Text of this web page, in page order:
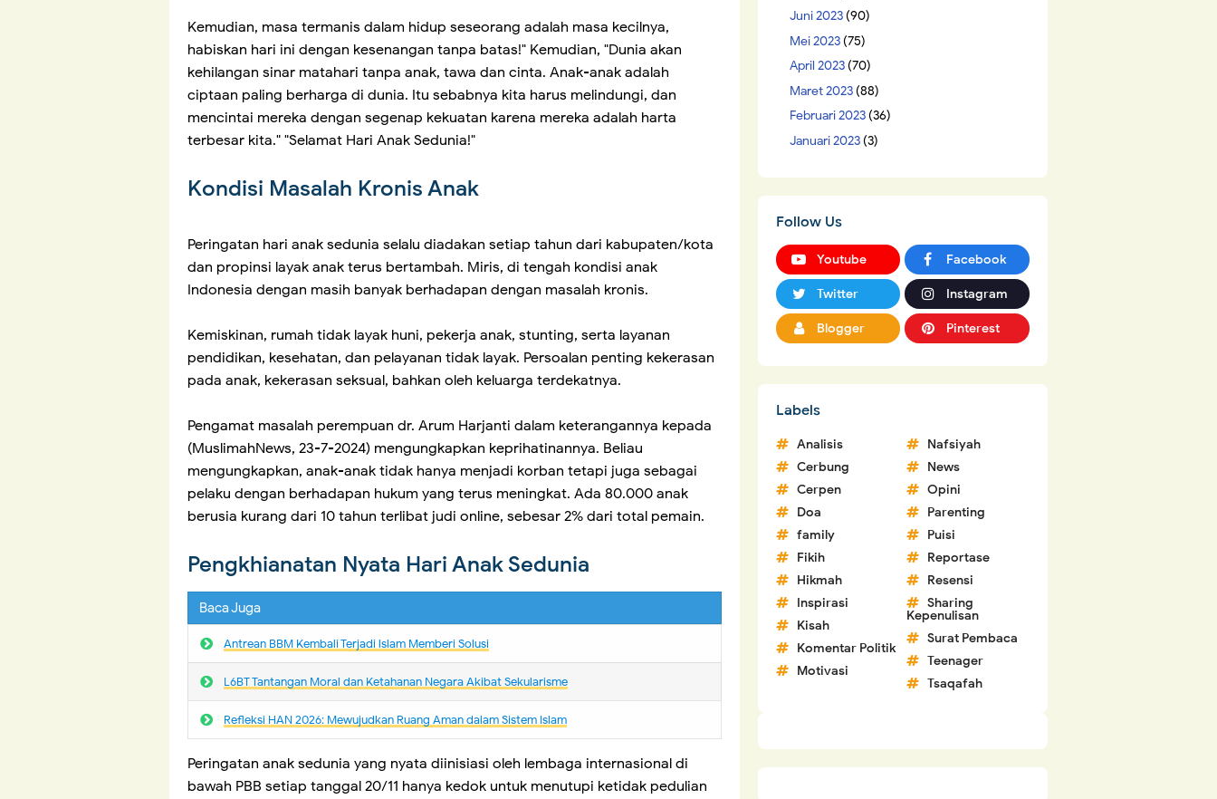
Kemudian, masa termanis dalam hidup seseorang adalah masa kecilnya,
habiskan hari ini dengan kesenangan tanpa batas!" Kemudian, "Dunia akan
kehilangan sinar matahari tanpa anak, tawa dan cinta. Anak-anak adalah
ciptaan paling berharga di dunia. Itu sebabnya kita harus melindungi, dan
mencintai mereka dengan segenap kekuatan karena mereka adalah harta
terbesar kita." "Selamat Hari Anak Sedunia!"
Kondisi Masalah Kronis Anak
Peringatan hari anak sedunia selalu diadakan setiap tahun dari kabupaten/kota
dan propinsi layak anak terus bertambah. Miris, di tengah kondisi anak
Indonesia dengan masih banyak berhadapan dengan masalah kronis.
Kemiskinan, rumah tidak layak huni, pekerja anak, stunting, serta layanan
pendidikan, kesehatan, dan pelayanan tidak layak. Persoalan penting kekerasan
pada anak, kekerasan seksual, bahkan oleh keluarga terdekatnya.
Pengamat masalah perempuan dr. Arum Harjanti dalam keterangannya kepada
(MuslimahNews, 23-7-2024) mengungkapkan keprihatinannya. Beliau
mengungkapkan, anak-anak tidak hanya menjadi korban tetapi juga sebagai
pelaku dengan berhadapan hukum yang terus meningkat. Ada 80.000 anak
berusia kurang dari 10 tahun terlibat judi online, sebesar 2% dari total pemain.
Pengkhianatan Nyata Hari Anak Sedunia
Baca Juga
Antrean BBM Kembali Terjadi lslam Memberi Solusi
L6BT Tantangan Moral dan Ketahanan Negara Akibat Sekularisme
Refleksi HAN 2026: Mewujudkan Ruang Aman dalam Sistem Islam
Peringatan anak sedunia yang nyata diinisiasi oleh lembaga internasional di
bawah PBB setiap tanggal 20/11 hanya kedok untuk menutupi ketidak pedulian
Juni 2023(90)
Mei 2023(75)
April 2023(70)
Maret 2023(88)
Februari 2023(36)
Januari 2023(3)
Follow Us
Youtube Facebook
Twitter Instagram
Blogger Pinterest
Labels
Analisis
Cerbung
Cerpen
Doa
family
Fikih
Hikmah
Inspirasi
Kisah
Komentar Politik
Motivasi
Nafsiyah
News
Opini
Parenting
Puisi
Reportase
Resensi
Sharing
Kepenulisan
Surat Pembaca
Teenager
Tsaqafah